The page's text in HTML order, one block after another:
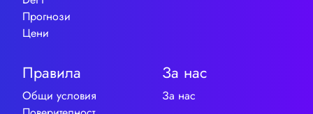
Прогнози
Цени
Правила
Общи условия
За нас
За нас